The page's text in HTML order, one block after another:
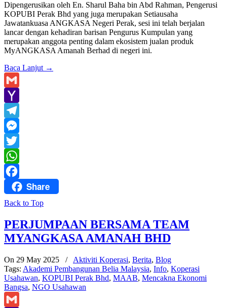
Dipengerusikan oleh En. Sharul Baha bin Abd Rahman, Pengerusi
KOPUBI Perak Bhd yang juga merupakan Setiausaha
Jawatankuasa ANGKASA Negeri Perak, sesi ini telah berjalan
lancar dengan kehadiran barisan Pengurus Kumpulan yang
merupakan anggota penting dalam ekosistem jualan produk
MyANGKASA Amanah Berhad di negeri ini.
Baca Lanjut →
Gmail
Yahoo
Mail
Telegram
Messenger
Twitter
WhatsApp
FacebookShare
Back to Top
PERJUMPAAN BERSAMA TEAM
MYANGKASA AMANAH BHD
On 29 May 2025 / Aktiviti Koperasi, Berita, Blog
Tags: Akademi Pembangunan Belia Malaysia, Info, Koperasi
Usahawan, KOPUBI Perak Bhd, MAAB, Mencakna Ekonomi
Bangsa, NGO Usahawan